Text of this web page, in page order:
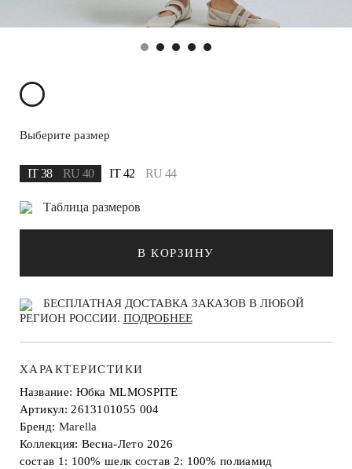
Выберите размер
IT 38 RU 40 IT 42 RU 44
Таблица размеров
В КОРЗИНУ
БЕСПЛАТНАЯ ДОСТАВКА ЗАКАЗОВ В ЛЮБОЙ
РЕГИОН РОССИИ. ПОДРОБНЕЕ
ХАРАКТЕРИСТИКИ
Название: Юбка MLMOSPITE
Артикул: 2613101055 004
Бренд: Marella
Коллекция: Весна-Лето 2026
состав 1: 100% шелк состав 2: 100% полиамид